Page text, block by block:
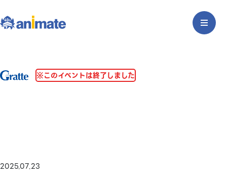
※このイベントは終了しました
2025.07.23